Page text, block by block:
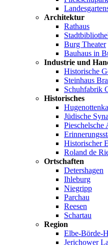
Architektur
Rathaus
Burg Theater
Bauhaus in
Industrie und
Historische
Steinhaus
Schuhfabrik
Historisches
Jüdische
Pieschelsche
Historischer
Roland de
Ortschaften
Detershagen
Ihleburg
Niegripp
Parchau
Reesen
Schartau
Region
Elbe-Börde-
Jerichower